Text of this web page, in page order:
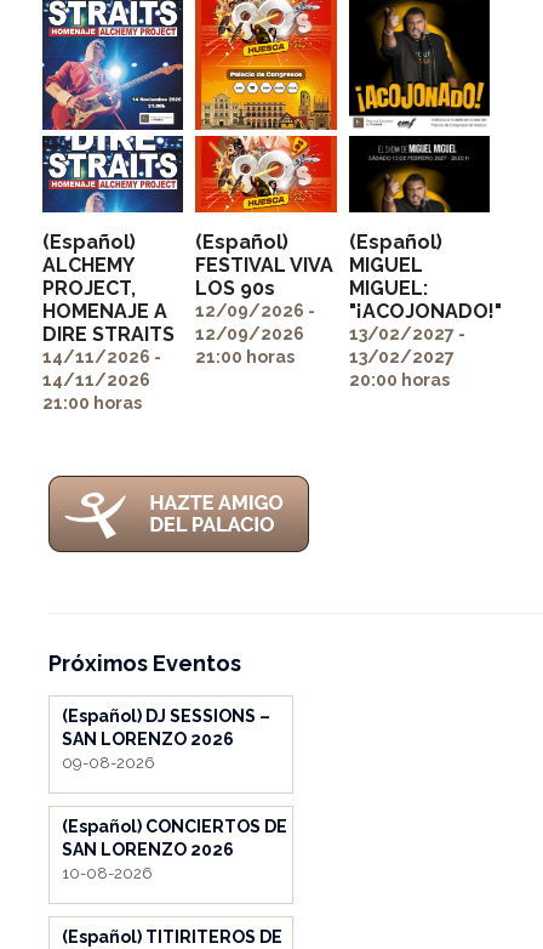
" alt=""
itemprop="image">
(Español)
ALCHEMY
PROJECT,
HOMENAJE A
DIRE STRAITS
14/11/2026 -
14/11/2026
21:00 horas
" alt=""
itemprop="image">
(Español)
FESTIVAL VIVA
LOS 90s
12/09/2026 -
12/09/2026
21:00 horas
" alt=""
itemprop="image">
(Español)
MIGUEL
MIGUEL:
"¡ACOJONADO!"
13/02/2027 -
13/02/2027
20:00 horas
Próximos Eventos
(Español) DJ SESSIONS –
SAN LORENZO 2026
09-08-2026
(Español) CONCIERTOS DE
SAN LORENZO 2026
10-08-2026
(Español) TITIRITEROS DE